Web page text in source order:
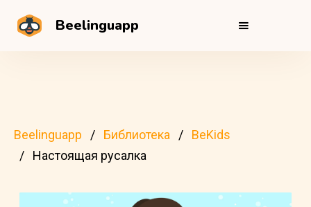
Beelinguapp
Beelinguapp Библиотека
BeKids
Настоящая русалка